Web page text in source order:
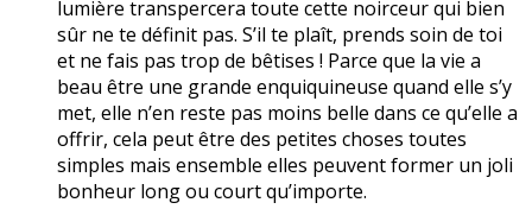
lumière transpercera toute cette noirceur qui bien
sûr ne te définit pas. S’il te plaît, prends soin de toi
et ne fais pas trop de bêtises ! Parce que la vie a
beau être une grande enquiquineuse quand elle s’y
met, elle n’en reste pas moins belle dans ce qu’elle a
offrir, cela peut être des petites choses toutes
simples mais ensemble elles peuvent former un joli
bonheur long ou court qu’importe.